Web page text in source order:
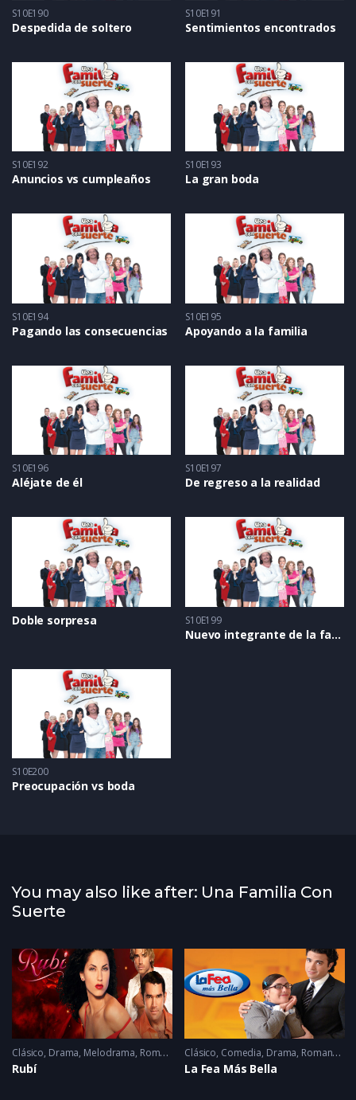
S10E190
Despedida de soltero
S10E191
Sentimientos encontrados
S10E192
Anuncios vs cumpleaños
S10E193
La gran boda
S10E194
Pagando las consecuencias
S10E195
Apoyando a la familia
S10E196
Aléjate de él
S10E197
De regreso a la realidad
Doble sorpresa S10E199
Nuevo integrante de la familia
S10E200
Preocupación vs boda
You may also like after: Una Familia Con
Suerte
Clásico, Drama, Melodrama, Romance 2005 - 2005
Rubí
Clásico, Comedia, Drama, Romance
La Fea Más Bella